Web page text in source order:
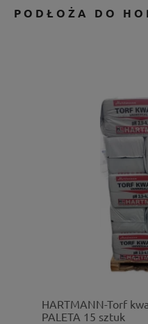
PODŁOŻA DO
HARTMANN-Torf
PALETA 15 sztuk